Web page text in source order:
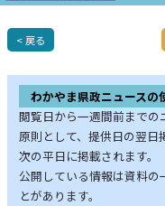
< 戻る
わかやま県政ニュースの
閲覧日から一週間前までの
原則として、提供日の翌日
次の平日に掲載されます。
公開している情報は資料
とがあります。